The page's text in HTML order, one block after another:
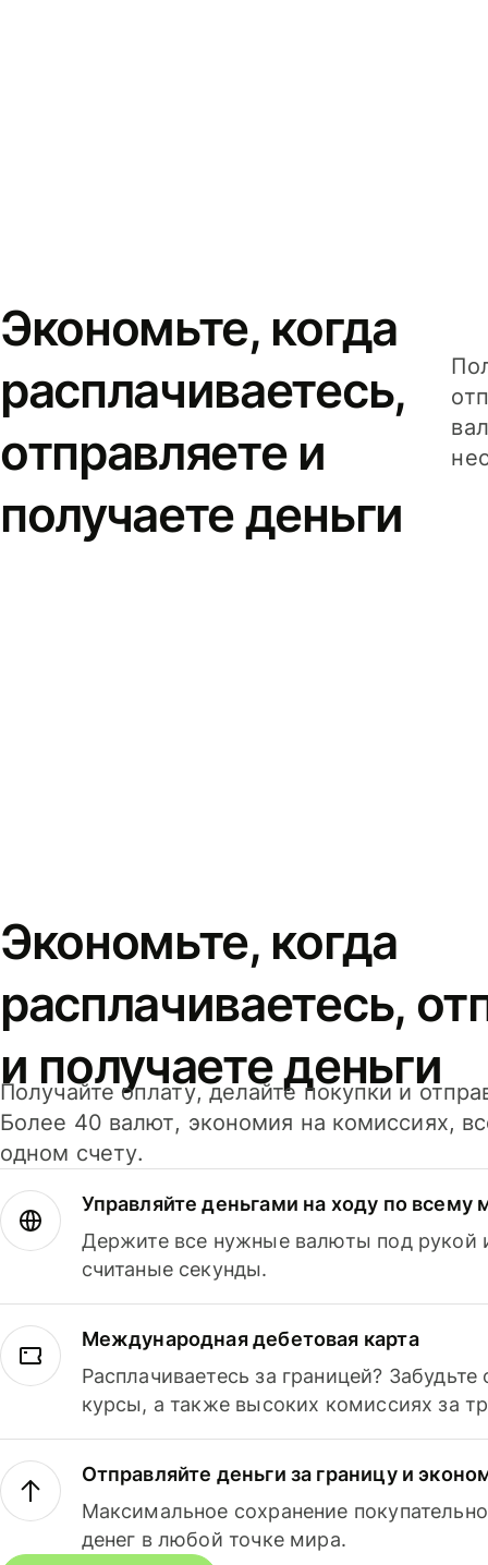
Экономьте, когда
расплачиваетесь,
отправляете и
получаете деньги
Экономьте, когда
расплачиваетесь,
и получаете деньги
Получайте оплату, делайте покупки и
Более 40 валют, экономия на комиссиях,
одном счету.
Управляйте деньгами на ходу по всему
Держите все нужные валюты под рукой
считаные секунды.
Международная дебетовая карта
Расплачиваетесь за границей?
курсы, а также высоких комиссиях за
Отправляйте деньги за границу и
Максимальное сохранение
денег в любой точке мира.